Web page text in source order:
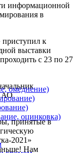
омеднение)
оцинковка)
информационной
в
к
выставки
с 23 по 27
АО
принятые в
2021»
Нам